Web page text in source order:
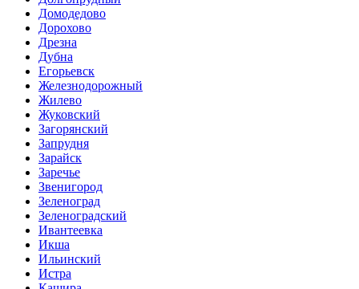
Домодедово
Дорохово
Дрезна
Дубна
Егорьевск
Железнодорожный
Жилево
Жуковский
Загорянский
Запрудня
Зарайск
Заречье
Звенигород
Зеленоград
Зеленоградский
Ивантеевка
Икша
Ильинский
Истра